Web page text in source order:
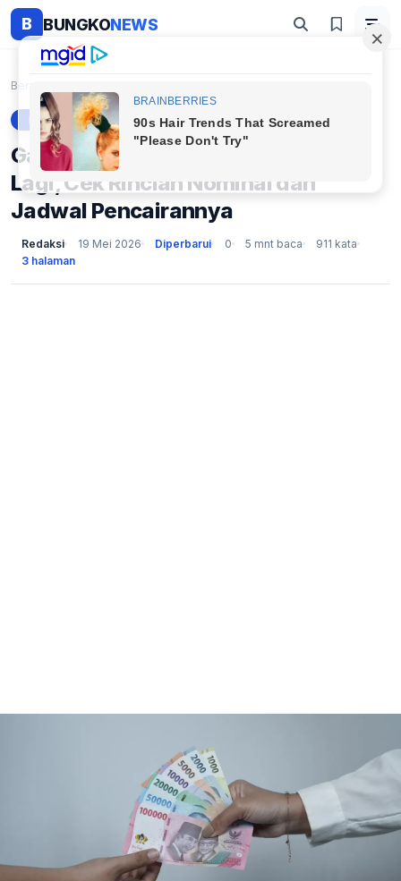
B BUNGKONEWS
Beranda
BERITA
Gaji ke-13 ASN 2026 Cair Sebentar
Lagi, Cek Rincian Nominal dan
Jadwal Pencairannya
Redaksi 19 Mei 2026 Diperbarui 0 5 mnt baca
911 kata
3 halaman